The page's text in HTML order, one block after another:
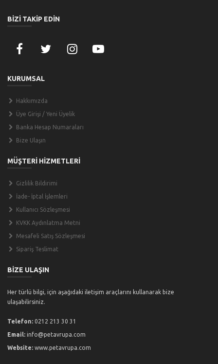
BİZİ TAKİP EDİN
KURUMSAL
Hakkımızda
Üye Girişi / Yeni Üyelik
Banka Hesap Numaraları
Bize Ulaşın
MÜŞTERİ HİZMETLERİ
Gizlilik Bildirimi
İade- İptal İşlemleri
Kullanıcı Sözleşmesi
KVKK Aydınlatma Metni
Mesafeli Satış Sözleşmesi
Sipariş Teslimat
BİZE ULAŞIN
Her türlü bilgi, için aşağıdaki iletişim araçlarını kullanarak bize
ulaşabilirsiniz.
Telefon: 0212 213 30 31
Email: info@petavrupa.com
Website: www.petavrupa.com